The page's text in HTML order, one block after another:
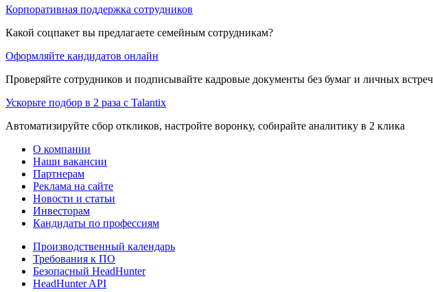
Корпоративная поддержка сотрудников
Какой соцпакет вы предлагаете семейным сотрудникам?
Оформляйте кандидатов онлайн
Проверяйте сотрудников и подписывайте кадровые документы без бумаг и личных встреч
Ускорьте подбор в 2 раза с Talantix
Автоматизируйте сбор откликов, настройте воронку, собирайте аналитику в 2 клика
О компании
Наши вакансии
Партнерам
Реклама на сайте
Новости и статьи
Инвесторам
Кандидаты по профессиям
Производственный календарь
Требования к ПО
Безопасный HeadHunter
HeadHunter API